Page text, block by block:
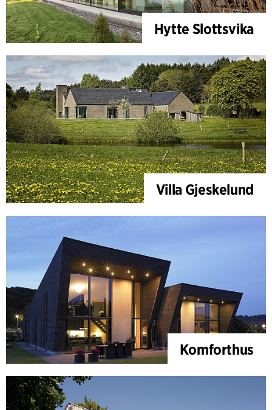
Hytte Slottsvika
Villa Gjeskelund
Komforthus